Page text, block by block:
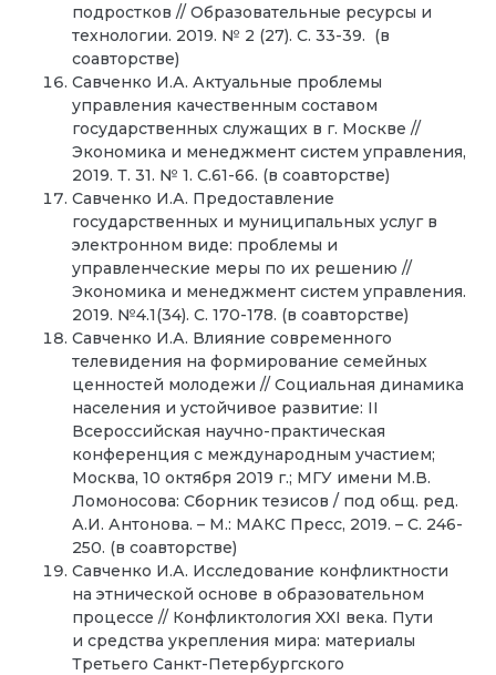
подростков // Образовательные ресурсы и
технологии. 2019. № 2 (27). С. 33-39. (в
соавторстве)
Савченко И.А. Актуальные проблемы
управления качественным составом
государственных служащих в г. Москве //
Экономика и менеджмент систем управления,
2019. Т. 31. № 1. С.61-66. (в соавторстве)
Савченко И.А. Предоставление
государственных и муниципальных услуг в
электронном виде: проблемы и
управленческие меры по их решению //
Экономика и менеджмент систем управления.
2019. №4.1(34). С. 170-178. (в соавторстве)
Савченко И.А. Влияние современного
телевидения на формирование семейных
ценностей молодежи // Социальная динамика
населения и устойчивое развитие: II
Всероссийская научно-практическая
конференция с международным участием;
Москва, 10 октября 2019 г.; МГУ имени М.В.
Ломоносова: Сборник тезисов / под общ. ред.
А.И. Антонова. – М.: МАКС Пресс, 2019. – С. 246-
250. (в соавторстве)
Савченко И.А. Исследование конфликтности
на этнической основе в образовательном
процессе // Конфликтология XXI века. Пути
и средства укрепления мира: материалы
Третьего Санкт-Петербургского